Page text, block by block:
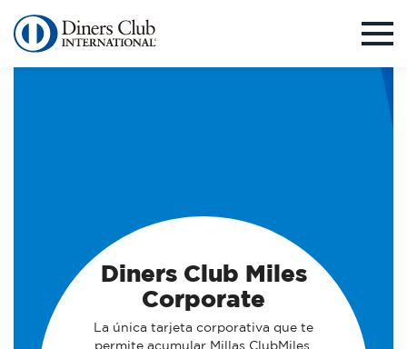
contenido
Diners Club Miles
Corporate
La única tarjeta corporativa que te
permite acumular Millas ClubMiles.